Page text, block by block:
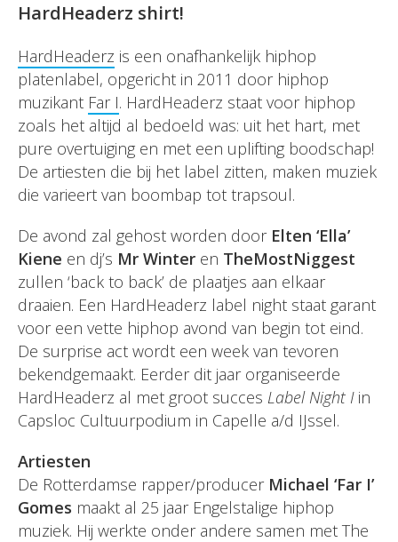
HardHeaderz shirt!
HardHeaderz is een onafhankelijk hiphop
platenlabel, opgericht in 2011 door hiphop
muzikant Far I. HardHeaderz staat voor hiphop
zoals het altijd al bedoeld was: uit het hart, met
pure overtuiging en met een uplifting boodschap!
De artiesten die bij het label zitten, maken muziek
die varieert van boombap tot trapsoul.
De avond zal gehost worden door Elten ‘Ella’
Kiene en dj’s Mr Winter en TheMostNiggest
zullen ‘back to back’ de plaatjes aan elkaar
draaien. Een HardHeaderz label night staat garant
voor een vette hiphop avond van begin tot eind.
De surprise act wordt een week van tevoren
bekendgemaakt. Eerder dit jaar organiseerde
HardHeaderz al met groot succes Label Night Iin
Capsloc Cultuurpodium in Capelle a/d IJssel.
Artiesten
De Rotterdamse rapper/producer Michael ‘Far I’
Gomes maakt al 25 jaar Engelstalige hiphop
muziek. Hij werkte onder andere samen met The